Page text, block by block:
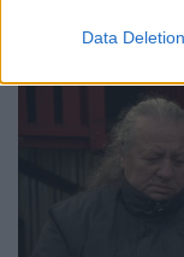
Data Deletion